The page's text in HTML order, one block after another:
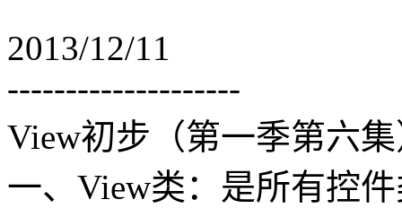
2013/12/11
--------------------
View初步（第一季第六
一、View类：是所有控